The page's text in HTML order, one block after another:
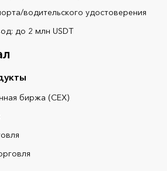
водительского удостоверения
до 2 млн USDT
биржа (CEX)